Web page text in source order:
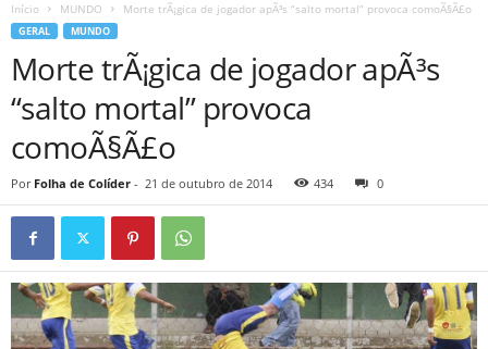
Início MUNDO Morte trÃ¡gica de jogador apÃ³s “salto mortal” provoca comoÃ§Ã£o
GERAL MUNDO
Morte trÃ¡gica de jogador apÃ³s
“salto mortal” provoca
comoÃ§Ã£o
Por Folha de Colíder - 21 de outubro de 2014 434 0